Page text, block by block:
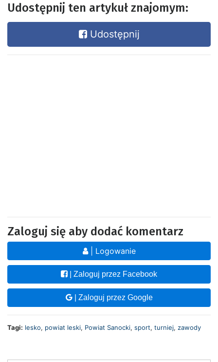
Udostępnij ten artykuł znajomym:
Udostępnij
Zaloguj się aby dodać komentarz
| Logowanie
| Zaloguj przez Facebook
| Zaloguj przez Google
Tagi: lesko, powiat leski, Powiat Sanocki, sport, turniej, zawody